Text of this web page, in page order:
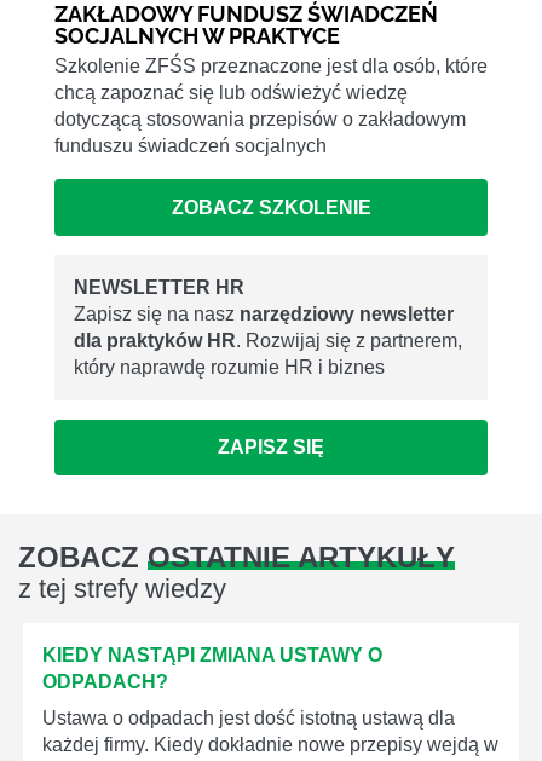
ZAKŁADOWY FUNDUSZ ŚWIADCZEŃ
SOCJALNYCH W PRAKTYCE
Szkolenie ZFŚS przeznaczone jest dla osób, które
chcą zapoznać się lub odświeżyć wiedzę
dotyczącą stosowania przepisów o zakładowym
funduszu świadczeń socjalnych
ZOBACZ SZKOLENIE
NEWSLETTER HR
Zapisz się na nasz narzędziowy newsletter
dla praktyków HR. Rozwijaj się z partnerem,
który naprawdę rozumie HR i biznes
ZAPISZ SIĘ
ZOBACZ OSTATNIE ARTYKUŁY
z tej strefy wiedzy
KIEDY NASTĄPI ZMIANA USTAWY O
ODPADACH?
Ustawa o odpadach jest dość istotną ustawą dla
każdej firmy. Kiedy dokładnie nowe przepisy wejdą w